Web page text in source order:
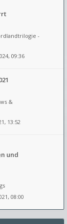
-
09:36
&
13:52
und
08:00